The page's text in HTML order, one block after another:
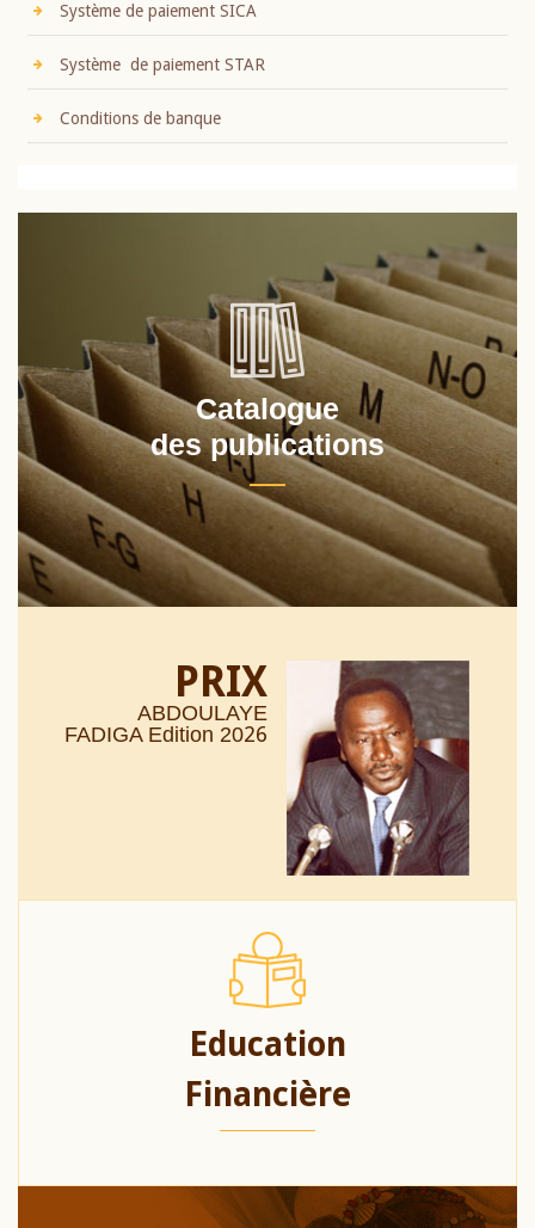
Système de paiement SICA
Système de paiement STAR
Conditions de banque
Catalogue
des publications
PRIX
ABDOULAYE
FADIGA Edition 2026
Education
Financière